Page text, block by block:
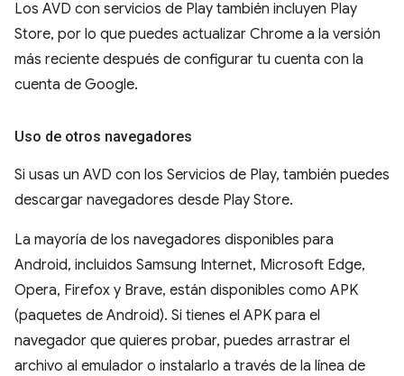
Los AVD con servicios de Play también incluyen Play
Store, por lo que puedes actualizar Chrome a la versión
más reciente después de configurar tu cuenta con la
cuenta de Google.
Uso de otros navegadores
Si usas un AVD con los Servicios de Play, también puedes
descargar navegadores desde Play Store.
La mayoría de los navegadores disponibles para
Android, incluidos Samsung Internet, Microsoft Edge,
Opera, Firefox y Brave, están disponibles como APK
(paquetes de Android). Si tienes el APK para el
navegador que quieres probar, puedes arrastrar el
archivo al emulador o instalarlo a través de la línea de